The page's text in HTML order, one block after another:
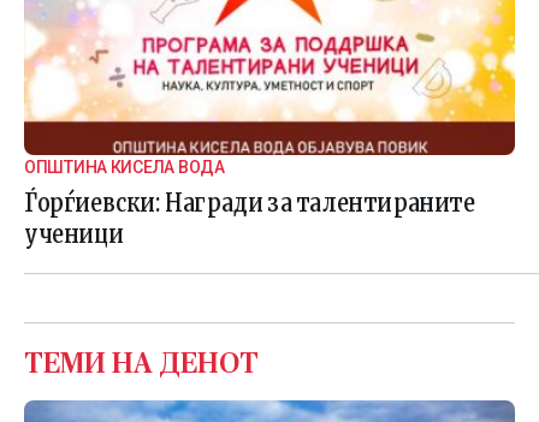
ОПШТИНА КИСЕЛА ВОДА
Ѓорѓиевски: Награди за талентираните
ученици
ТЕМИ НА ДЕНОТ